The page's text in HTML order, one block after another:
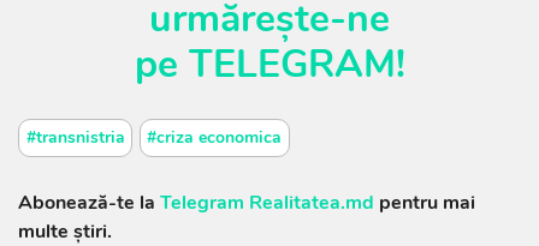
urmărește-ne
pe TELEGRAM!
#transnistria #criza economica
Abonează-te la Telegram Realitatea.md pentru mai
multe știri.